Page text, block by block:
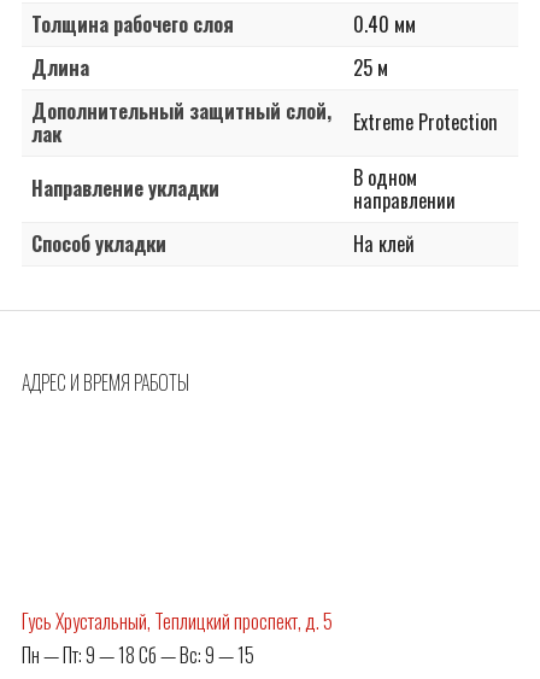
Толщина рабочего слоя
0.40 мм
Длина
25 м
Дополнительный защитный слой,
лак Extreme Protection
Направление укладки В одном
направлении
Способ укладки
На клей
АДРЕС И ВРЕМЯ РАБОТЫ
Гусь Хрустальный, Теплицкий проспект, д. 5
Пн — Пт: 9 — 18 Сб — Вс: 9 — 15